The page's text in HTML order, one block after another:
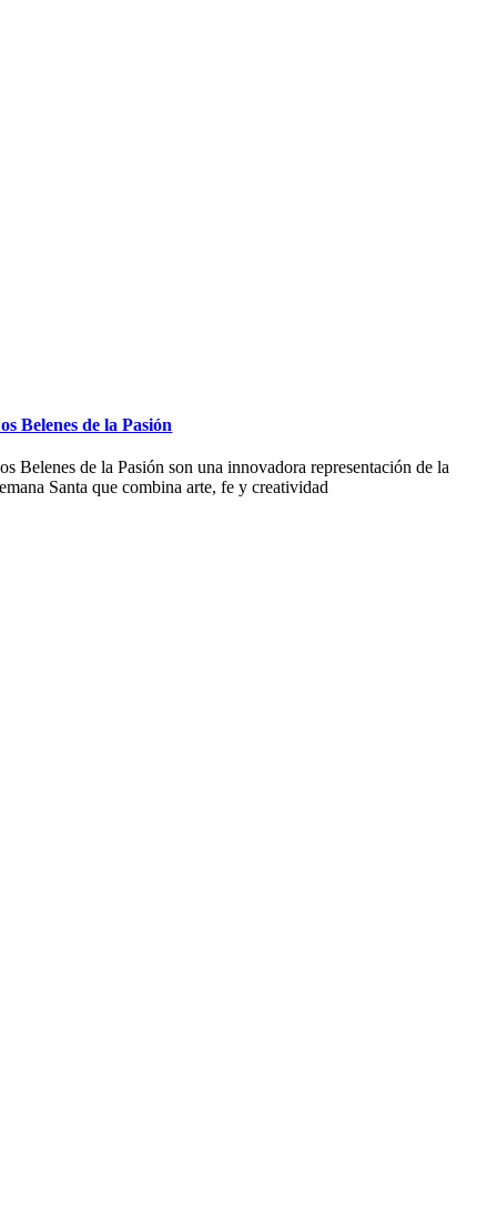
Belenes de la Pasión
Belenes de la Pasión son una innovadora representación de la
Santa que combina arte, fe y creatividad